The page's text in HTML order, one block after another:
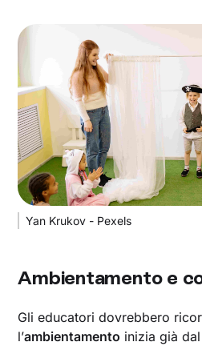
Yan Krukov - Pexels
‍Ambientamento e
Gli educatori dovrebbero
l’ambientamento inizia già